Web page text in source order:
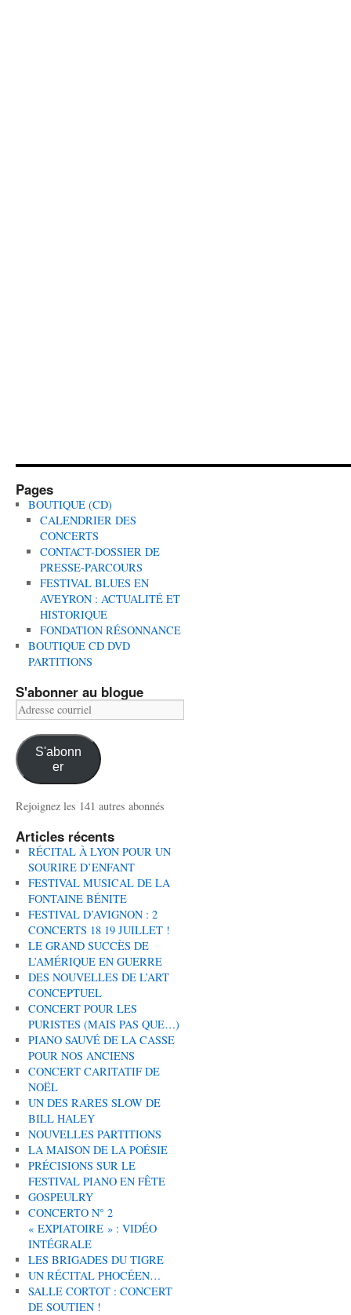
Pages
BOUTIQUE (CD)
CALENDRIER DES
CONCERTS
CONTACT-DOSSIER DE
PRESSE-PARCOURS
FESTIVAL BLUES EN
AVEYRON : ACTUALITÉ ET
HISTORIQUE
FONDATION RÉSONNANCE
BOUTIQUE CD DVD
PARTITIONS
S'abonner au blogue
Adresse
courriel
S'abonn
er
Rejoignez les 141 autres abonnés
Articles récents
RÉCITAL À LYON POUR UN
SOURIRE D’ENFANT
FESTIVAL MUSICAL DE LA
FONTAINE BÉNITE
FESTIVAL D’AVIGNON : 2
CONCERTS 18 19 JUILLET !
LE GRAND SUCCÈS DE
L’AMÉRIQUE EN GUERRE
DES NOUVELLES DE L’ART
CONCEPTUEL
CONCERT POUR LES
PURISTES (MAIS PAS QUE…)
PIANO SAUVÉ DE LA CASSE
POUR NOS ANCIENS
CONCERT CARITATIF DE
NOËL
UN DES RARES SLOW DE
BILL HALEY
NOUVELLES PARTITIONS
LA MAISON DE LA POÉSIE
PRÉCISIONS SUR LE
FESTIVAL PIANO EN FÊTE
GOSPEULRY
CONCERTO N° 2
« EXPIATOIRE » : VIDÉO
INTÉGRALE
LES BRIGADES DU TIGRE
UN RÉCITAL PHOCÉEN…
SALLE CORTOT : CONCERT
DE SOUTIEN !